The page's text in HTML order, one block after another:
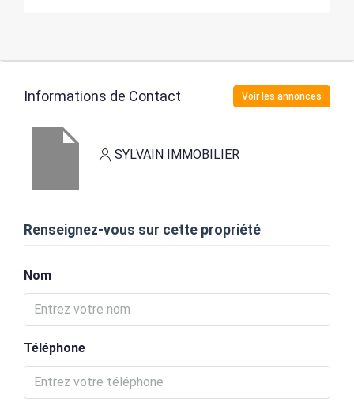
Informations de Contact Voir les annonces
SYLVAIN IMMOBILIER
Renseignez-vous sur cette propriété
Nom
Téléphone